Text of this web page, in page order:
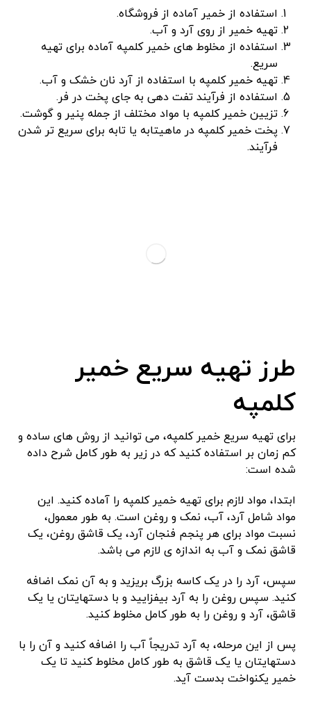
استفاده از خمیر آماده از فروشگاه.
تهیه خمیر از روی آرد و آب.
استفاده از مخلوط های خمیر کلمپه آماده برای تهیه
سریع.
تهیه خمیر کلمپه با استفاده از آرد نان خشک و آب.
استفاده از فرآیند تفت دهی به جای پخت در فر.
تزیین خمیر کلمپه با مواد مختلف از جمله پنیر و گوشت.
پخت خمیر کلمپه در ماهیتابه یا تابه برای سریع تر شدن
فرآیند.
طرز تهیه سریع خمیر
کلمپه
برای تهیه سریع خمیر کلمپه، می توانید از روش های ساده و
کم زمان بر استفاده کنید که در زیر به طور کامل شرح داده
شده است:
ابتدا، مواد لازم برای تهیه خمیر کلمپه را آماده کنید. این
مواد شامل آرد، آب، نمک و روغن است. به طور معمول،
نسبت مواد برای هر پنجم فنجان آرد، یک قاشق روغن، یک
قاشق نمک و آب به اندازه ی لازم می باشد.
سپس، آرد را در یک کاسه بزرگ بریزید و به آن نمک اضافه
کنید. سپس روغن را به آرد بیفزایید و با دستهایتان یا یک
قاشق، آرد و روغن را به طور کامل مخلوط کنید.
پس از این مرحله، به آرد تدریجاً آب را اضافه کنید و آن را با
دستهایتان یا یک قاشق به طور کامل مخلوط کنید تا یک
خمیر یکنواخت بدست آید.